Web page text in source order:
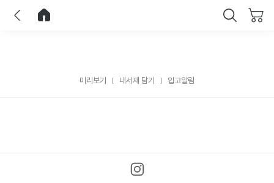
미리보기 내서재 담기 입고알림